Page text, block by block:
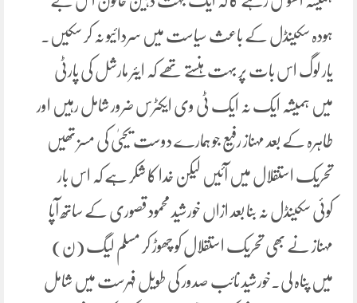
ہودہ سکینڈل کے باعث سیاست میں سردائیو نہ کر سکیں۔
یار لوگ اس بات پر بہت ہنستے تھے کہ ایئر مارشل کی پارٹی
میں ہمیشہ ایک نہ ایک ٹی وی ایکٹرس ضرور شامل رہیں اور
طاہرہ کے بعد مہناز رفیع جو ہمارے دوست یحییٰ کی مسز تھیں
تحریک استقلال میں آئیں لیکن خدا کا شکر ہے کہ اس بار
کوئی سکینڈل نہ بنا بعد ازاں خورشید محمود قصوری کے ساتھ آپا
مہناز نے بھی تحریک استقلال کو چھوڑ کر مسلم لیگ (ن)
میں پناہ لی۔خورشید نائب صدور کی طویل فہرست میں شامل